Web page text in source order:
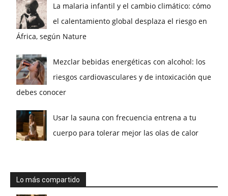
La malaria infantil y el cambio climático: cómo
el calentamiento global desplaza el riesgo en
África, según Nature
Mezclar bebidas energéticas con alcohol: los
riesgos cardiovasculares y de intoxicación que
debes conocer
Usar la sauna con frecuencia entrena a tu
cuerpo para tolerar mejor las olas de calor
Lo más compartido